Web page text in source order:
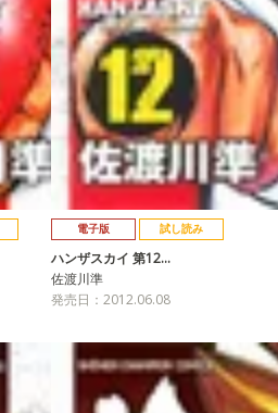
電子版 試し読み
ハンザスカイ 第12…
佐渡川準
発売日：2012.06.08